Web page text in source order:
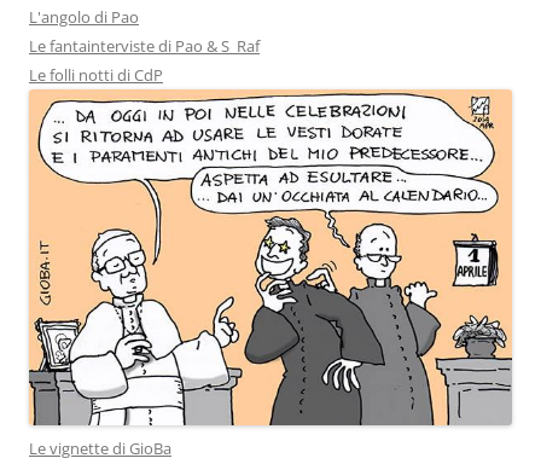
L'angolo di Pao
Le fantainterviste di Pao & S_Raf
Le folli notti di CdP
Le vignette di GioBa